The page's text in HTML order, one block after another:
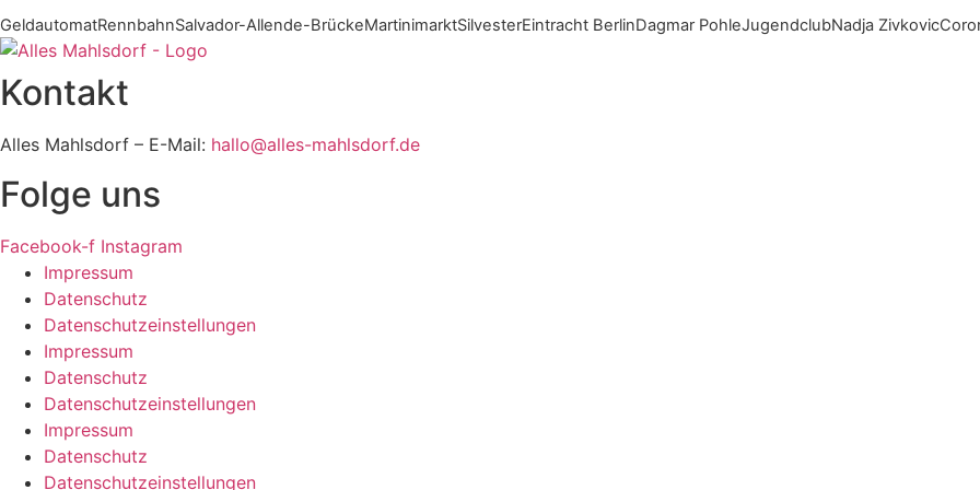
GeldautomatRennbahnSalvador-Allende-BrückeMartinimarktSilvesterEintracht BerlinDagmar PohleJugendclubNadja Zivkovic
Kontakt
Alles Mahlsdorf – E-Mail: hallo@alles-mahlsdorf.de
Folge uns
Facebook-f Instagram
Impressum
Datenschutz
Datenschutzeinstellungen
Impressum
Datenschutz
Datenschutzeinstellungen
Impressum
Datenschutz
Datenschutzeinstellungen